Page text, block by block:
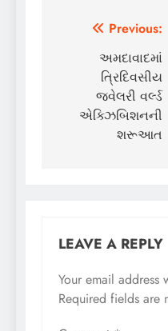
Post
navigation
Previous:
અમદાવાદમાં
ત્રિદિવસીય
જ્વેલરી વર્લ્ડ
એક્ઝિબિશનની
શરૂઆત
LEAVE A REPLY
Your email
Required fields are